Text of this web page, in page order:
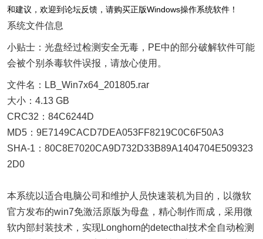
和建议，欢迎到论坛反馈，请购买正版Windows操作系统软件！
系统文件信息
小贴士：光盘经过检测安全无毒，PE中的部分破解软件可能
会被个别杀毒软件误报，请放心使用。
文件名：LB_Win7x64_201805.rar
大小：4.13 GB
CRC32：84C6244D
MD5：9E7149CACD7DEA053FF8219C0C6F50A3
SHA-1：80C8E7020CA9D732D33B89A1404704E509323
2D0
本系统以适合电脑公司和维护人员快速装机为目的，以微软
官方发布的win7免激活原版为母盘，精心制作而成，采用微
软内部封装技术，实现Longhorn的detecthal技术全自动检测